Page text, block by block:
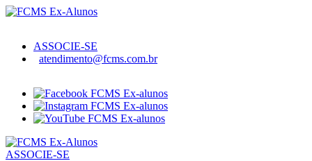
ASSOCIE-SE
atendimento@fcms.com.br
ASSOCIE-SE